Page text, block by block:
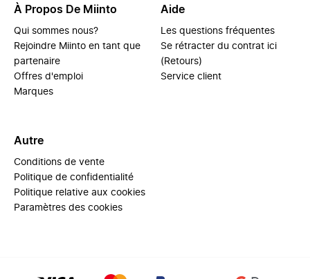
À Propos De Miinto
Qui sommes nous?
Rejoindre Miinto en tant que
partenaire
Offres d'emploi
Marques
Aide
Les questions fréquentes
Se rétracter du contrat ici
(Retours)
Service client
Autre
Conditions de vente
Politique de confidentialité
Politique relative aux cookies
Paramètres des cookies